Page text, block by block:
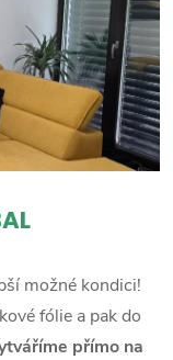
možné kondici!
fólie a pak do
přímo na